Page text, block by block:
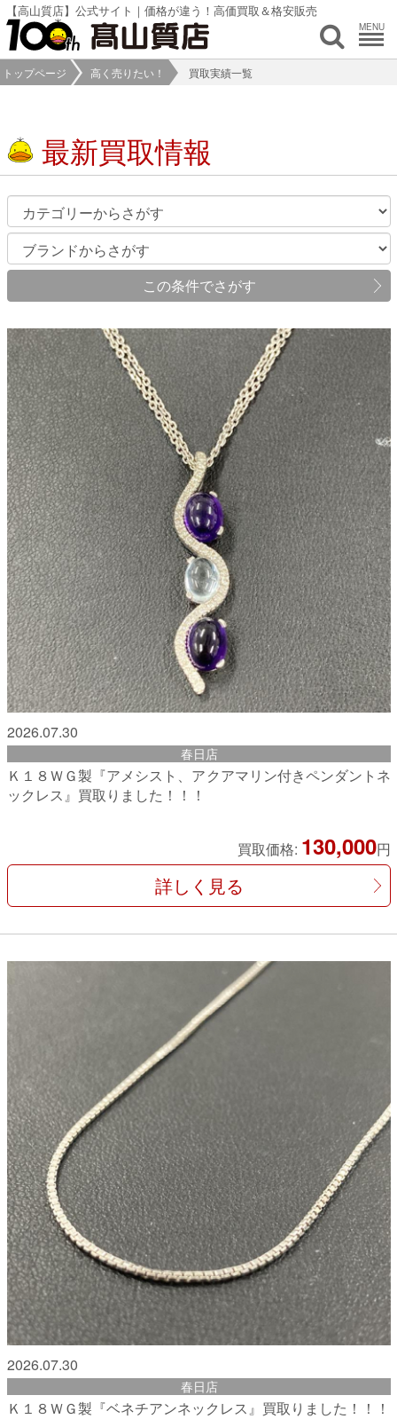
【高山質店】公式サイト｜価格が違う！高価買取＆格安販売
MENU
トップページ 高く売りたい！ 買取実績一覧
最新買取情報
この条件でさがす
2026.07.30
春日店
Ｋ１８ＷＧ製『アメシスト、アクアマリン付きペンダントネ
ックレス』買取りました！！！
買取価格: 130,000円
詳しく見る
2026.07.30
春日店
Ｋ１８ＷＧ製『ベネチアンネックレス』買取りました！！！